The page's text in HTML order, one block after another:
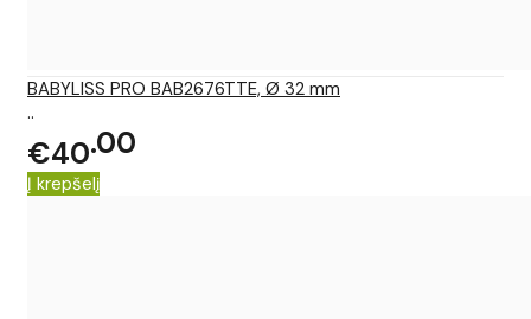
BABYLISS PRO BAB2676TTE, Ø 32 mm
..
€40 00
Į krepšelį